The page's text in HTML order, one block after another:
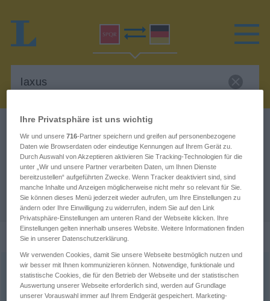
Latein-Deutsch Übersetzung für
"laxus"
"laxus" Deutsch Übersetzung
„laxus“: Adjektiv, adjektivisch
laxus adj < a, um;advlaxē> ||languere||
Übersicht aller Übersetzungen
Ihre Privatsphäre ist uns wichtig
Wir und unsere716-Partner speichern und greifen auf personenbezogene
Daten wie Browserdaten oder eindeutige Kennungen auf Ihrem Gerät zu.
Durch Auswahl von Akzeptieren aktivieren Sie Tracking-Technologien für die
unter „Wir und unsere Partner verarbeiten Daten, um Ihnen Dienste
bereitzustellen“ aufgeführten Zwecke. Wenn Tracker deaktiviert sind, sind
manche Inhalte und Anzeigen möglicherweise nicht mehr so relevant für Sie.
Sie können dieses Menü jederzeit wieder aufrufen, um Ihre Einstellungen zu
ändern oder Ihre Einwilligung zu widerrufen, indem Sie auf den Link
Privatsphäre-Einstellungen am unteren Rand der Webseite klicken. Ihre
Einstellungen gelten innerhalb unseres Website. Weitere Informationen finden
Sie in unserer Datenschutzerklärung.
Wir verwenden Cookies, damit Sie unsere Webseite bestmöglich nutzen und
wir besser mit Ihnen kommunizieren können. Notwendige, funktionale und
statistische Cookies, die für den Betrieb der Webseite und der statistischen
Auswertung unserer Webseite erforderlich sind, werden auf Grundlage
unserer Vorauswahl immer auf Ihrem Endgerät gespeichert. Marketing-